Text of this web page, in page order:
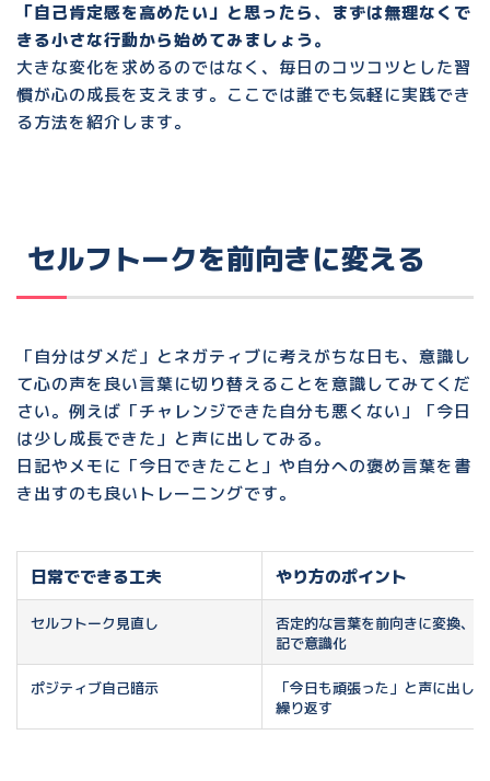
「自己肯定感を高めたい」と思ったら、まずは無理なくで
きる小さな行動から始めてみましょう。
大きな変化を求めるのではなく、 毎日のコツコツとした習
慣が心の成長を支えます。
ここでは誰でも気軽に実践でき
る方法を紹介します。
セルフトークを前向きに変える
「自分はダメだ」とネガティブに考えがちな日も、 意識し
て心の声を良い言葉に切り替える ことを意識してみてくだ
さい。例えば「チャレンジできた自分も悪くない」「今日
は少し成長できた」と声に出してみる。
日記やメモに「今日できたこと」や自分への褒め言葉を書
き出すのも良いトレーニングです。
日常でできる工夫 やり方のポイント
セルフトーク見直し
否定的な言葉を前向きに変換、日
記で意識化
ポジティブ自己暗示
「今日も頑張った」と声に出して
繰り返す